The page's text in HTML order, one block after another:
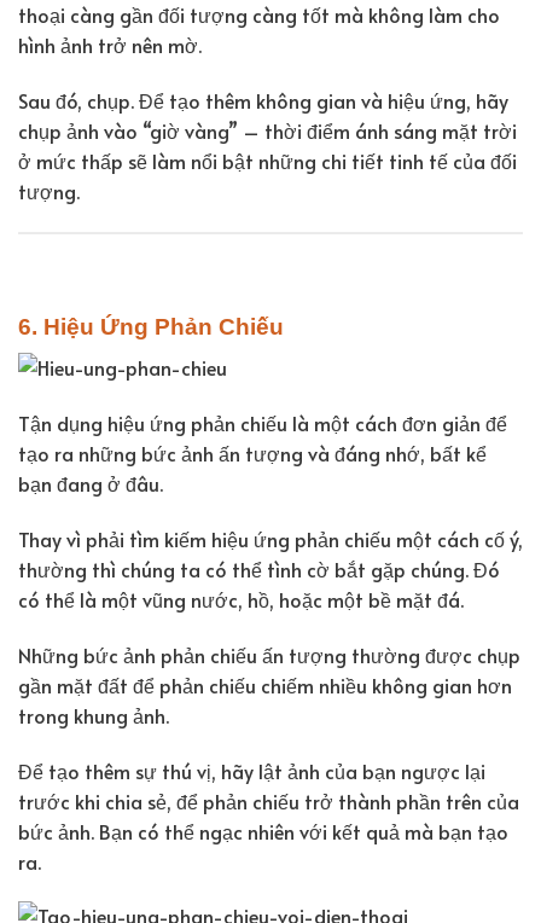
thoại càng gần đối tượng càng tốt mà không làm cho
hình ảnh trở nên mờ.
Sau đó, chụp. Để tạo thêm không gian và hiệu ứng, hãy
chụp ảnh vào “giờ vàng” – thời điểm ánh sáng mặt trời
ở mức thấp sẽ làm nổi bật những chi tiết tinh tế của đối
tượng.
6. Hiệu Ứng Phản Chiếu
Tận dụng hiệu ứng phản chiếu là một cách đơn giản để
tạo ra những bức ảnh ấn tượng và đáng nhớ, bất kể
bạn đang ở đâu.
Thay vì phải tìm kiếm hiệu ứng phản chiếu một cách cố ý,
thường thì chúng ta có thể tình cờ bắt gặp chúng. Đó
có thể là một vũng nước, hồ, hoặc một bề mặt đá.
Những bức ảnh phản chiếu ấn tượng thường được chụp
gần mặt đất để phản chiếu chiếm nhiều không gian hơn
trong khung ảnh.
Để tạo thêm sự thú vị, hãy lật ảnh của bạn ngược lại
trước khi chia sẻ, để phản chiếu trở thành phần trên của
bức ảnh. Bạn có thể ngạc nhiên với kết quả mà bạn tạo
ra.